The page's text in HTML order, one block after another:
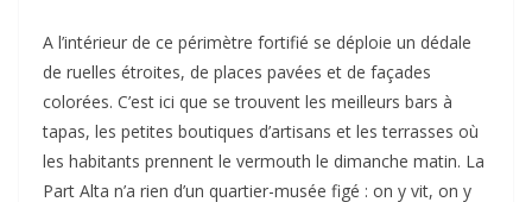
A l’intérieur de ce périmètre fortifié se déploie un dédale
de ruelles étroites, de places pavées et de façades
colorées. C’est ici que se trouvent les meilleurs bars à
tapas, les petites boutiques d’artisans et les terrasses où
les habitants prennent le vermouth le dimanche matin. La
Part Alta n’a rien d’un quartier-musée figé : on y vit, on y